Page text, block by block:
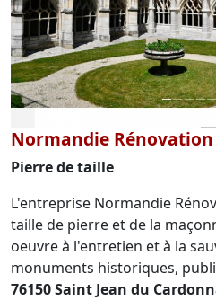
Normandie Rénovation
Pierre de taille
L'entreprise Normandie
taille de pierre et de la
oeuvre à l'entretien et à la
monuments historiques,
76150 Saint Jean du